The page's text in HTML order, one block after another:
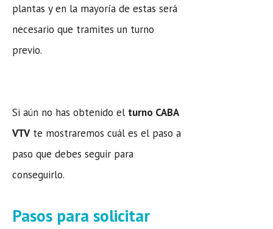
plantas y en la mayoría de estas será
necesario que tramites un turno
previo.
Si aún no has obtenido el turno CABA
VTVte mostraremos cuál es el paso a
paso que debes seguir para
conseguirlo.
Pasos para solicitar